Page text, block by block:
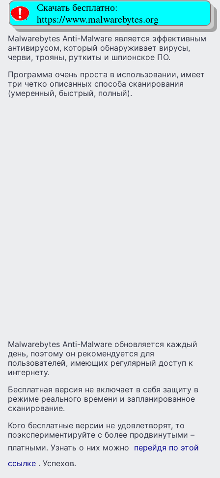
Скачать бесплатно:
https://www.malwarebytes.org
Malwarebytes Anti-Malware является эффективным
антивирусом, который обнаруживает вирусы,
черви, трояны, руткиты и шпионское ПО.
Программа очень проста в использовании, имеет
три четко описанных способа сканирования
(умеренный, быстрый, полный).
Malwarebytes Anti-Malware обновляется каждый
день, поэтому он рекомендуется для
пользователей, имеющих регулярный доступ к
интернету.
Бесплатная версия не включает в себя защиту в
режиме реального времени и запланированное
сканирование.
Кого бесплатные версии не удовлетворят, то
поэкспериментируйте с более продвинутыми –
платными. Узнать о них можно перейдя по этой
ссылке . Успехов.